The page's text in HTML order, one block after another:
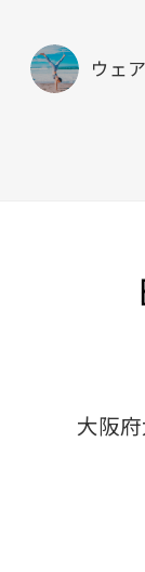
ウェ
大阪